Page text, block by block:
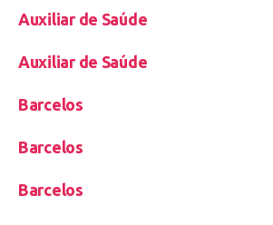
Auxiliar de Saúde
Auxiliar de Saúde
Barcelos
Barcelos
Barcelos